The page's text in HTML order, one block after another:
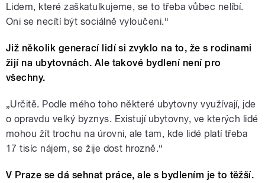
Lidem, které zaškatulkujeme, se to třeba vůbec nelíbí.
Oni se necítí být sociálně vyloučeni.“
Již několik generací lidí si zvyklo na to, že s rodinami
žijí na ubytovnách. Ale takové bydlení není pro
všechny.
„Určitě. Podle mého toho některé ubytovny využívají, jde
o opravdu velký byznys. Existují ubytovny, ve kterých lidé
mohou žít trochu na úrovni, ale tam, kde lidé platí třeba
17 tisíc nájem, se žije dost hrozně.“
V Praze se dá sehnat práce, ale s bydlením je to těžší.